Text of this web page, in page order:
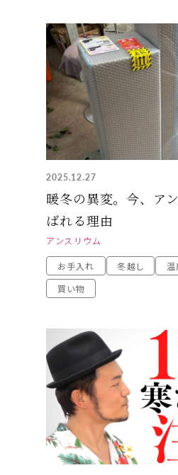
2025.12.27
暖冬の異変。今、ア
ばれる理由
アンスリウム
お手入れ 冬越し 温
買い物